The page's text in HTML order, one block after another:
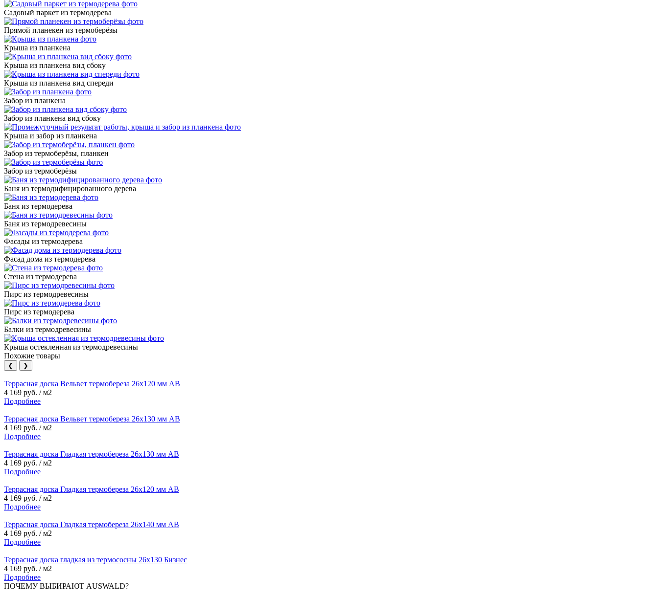
Садовый паркет из термодерева
Прямой планекен из термоберёзы
Крыша из планкена
Крыша из планкена вид сбоку
Крыша из планкена вид спереди
Забор из планкена
Забор из планкена вид сбоку
Крыша и забор из планкена
Забор из термоберёзы, планкен
Забор из термоберёзы
Баня из термодифицированного дерева
Баня из термодерева
Баня из термодревесины
Фасады из термодерева
Фасад дома из термодерева
Стена из термодерева
Пирс из термодревесины
Пирс из термодерева
Балки из термодревесины
Крыша остекленная из термодревесины
Похожие товары
❮ ❯
Террасная доска Вельвет термобереза 26х120 мм АВ
4 169 руб. / м2
Подробнее
Террасная доска Вельвет термобереза 26х130 мм АВ
4 169 руб. / м2
Подробнее
Террасная доска Гладкая термобереза 26х130 мм АВ
4 169 руб. / м2
Подробнее
Террасная доска Гладкая термобереза 26х120 мм АВ
4 169 руб. / м2
Подробнее
Террасная доска Гладкая термобереза 26х140 мм АВ
4 169 руб. / м2
Подробнее
Террасная доска гладкая из термососны 26х130 Бизнес
4 169 руб. / м2
Подробнее
ПОЧЕМУ ВЫБИРАЮТ AUSWALD?